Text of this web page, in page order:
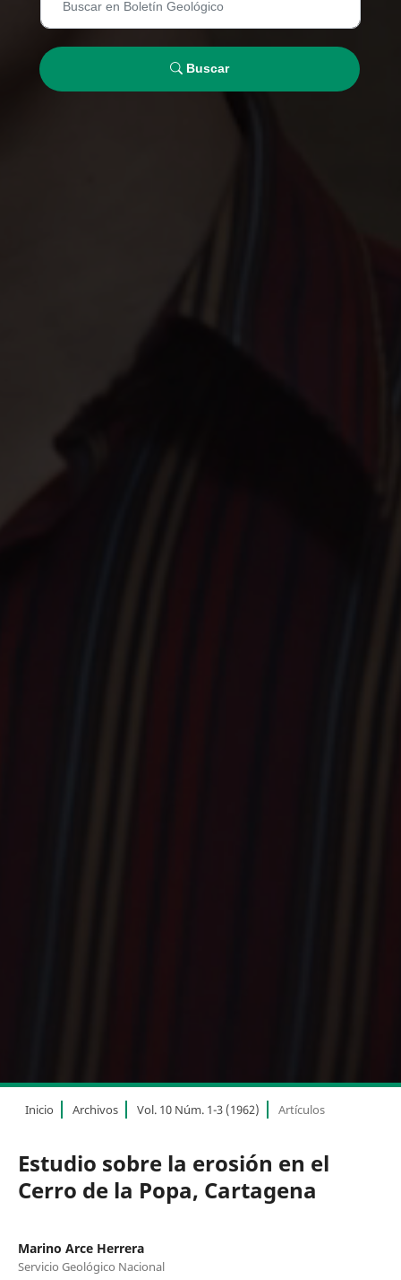
Buscar
Inicio Archivos Vol. 10 Núm. 1-3 (1962) Artículos
Estudio sobre la erosión en el
Cerro de la Popa, Cartagena
Marino Arce Herrera
Servicio Geológico Nacional